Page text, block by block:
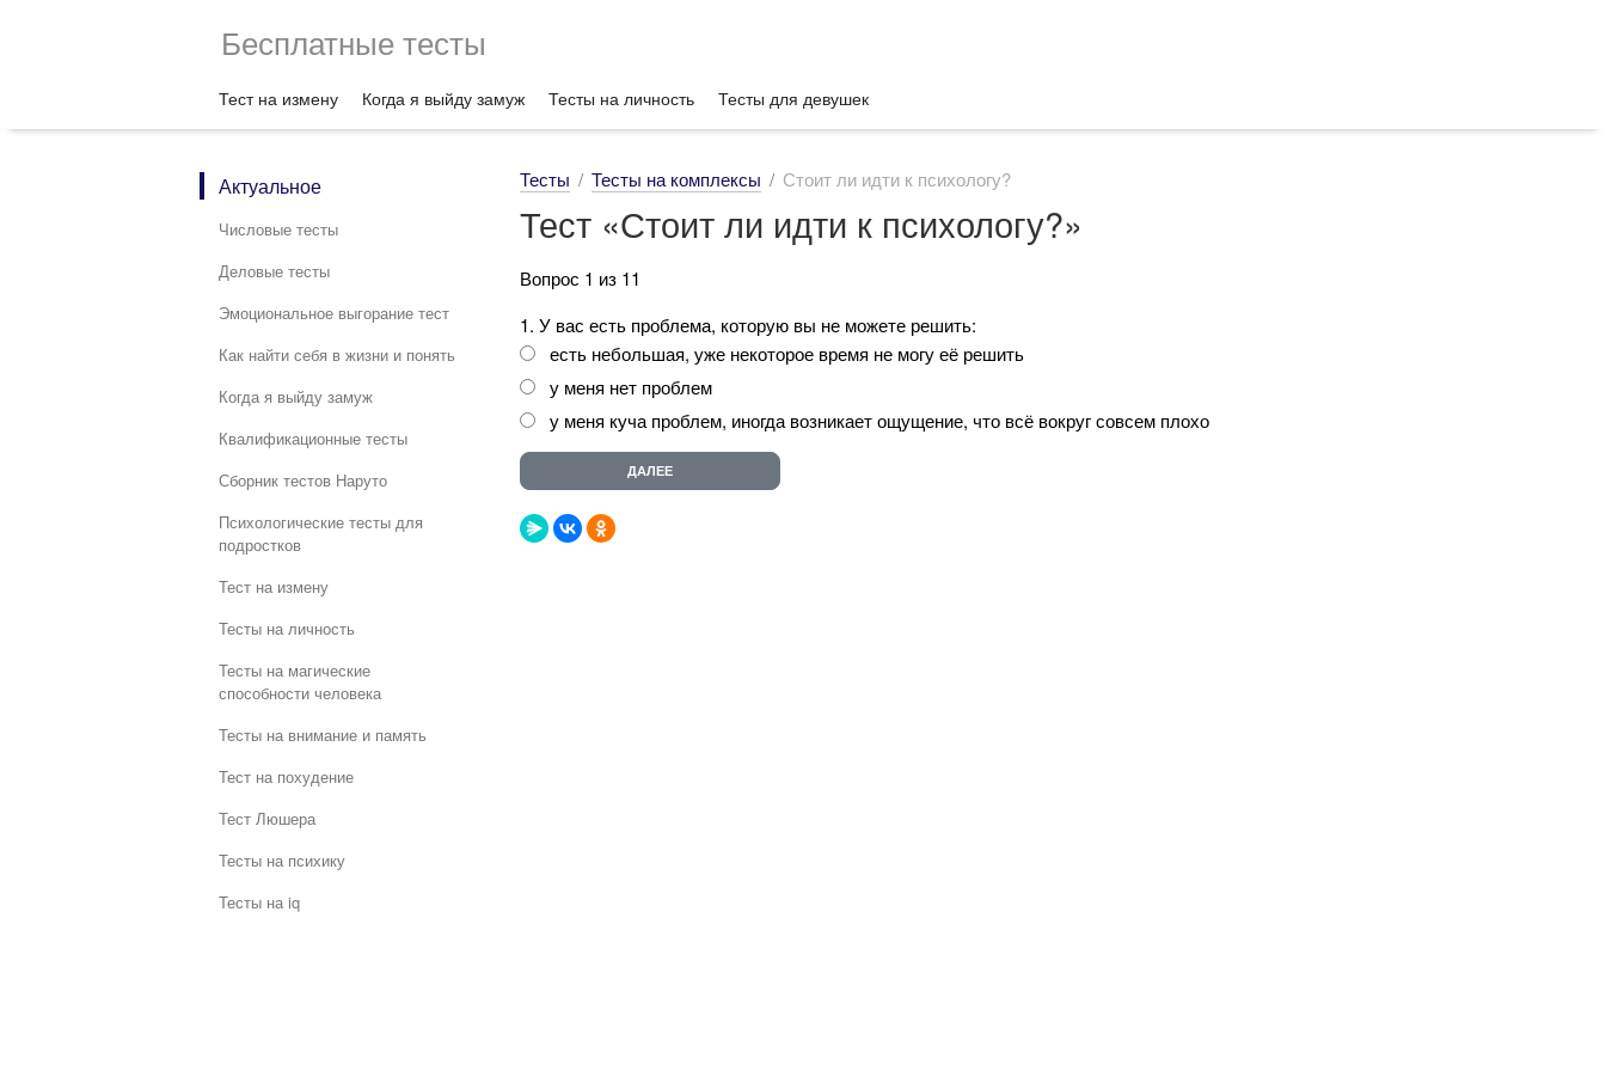
Бесплатные тесты
Тест на измену Когда я выйду замуж Тесты на личность Тесты для девушек
Актуальное
Числовые тесты
Деловые тесты
Эмоциональное выгорание тест
Как найти себя в жизни и понять
Когда я выйду замуж
Квалификационные тесты
Сборник тестов Наруто
Психологические тесты для
подростков
Тест на измену
Тесты на личность
Тесты на магические
способности человека
Тесты на внимание и память
Тест на похудение
Тест Люшера
Тесты на психику
Тесты на iq
Тесты Тесты на комплексы Стоит ли идти к психологу?
Тест «Стоит ли идти к психологу?»
Вопрос 1 из 11
1. У вас есть проблема, которую вы не можете решить:
есть небольшая, уже некоторое время не могу её решить
у меня нет проблем
у меня куча проблем, иногда возникает ощущение, что всё вокруг совсем плохо